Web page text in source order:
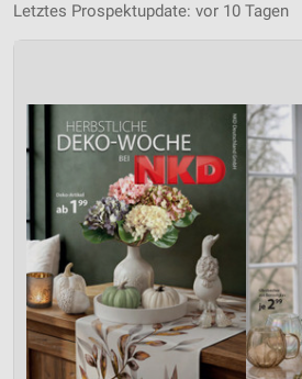
Letztes Prospektupdate: vor 10 Tagen